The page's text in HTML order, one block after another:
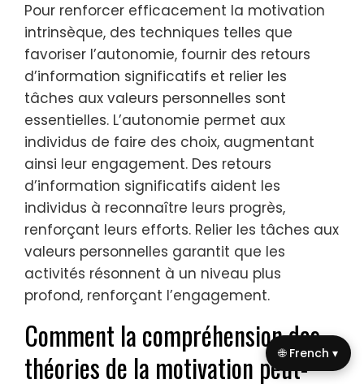
Pour renforcer efficacement la motivation
intrinsèque, des techniques telles que
favoriser l’autonomie, fournir des retours
d’information significatifs et relier les
tâches aux valeurs personnelles sont
essentielles. L’autonomie permet aux
individus de faire des choix, augmentant
ainsi leur engagement. Des retours
d’information significatifs aident les
individus à reconnaître leurs progrès,
renforçant leurs efforts. Relier les tâches aux
valeurs personnelles garantit que les
activités résonnent à un niveau plus
profond, renforçant l’engagement.
Comment la compréhension des
théories de la motivation peut-🌐 French ▾